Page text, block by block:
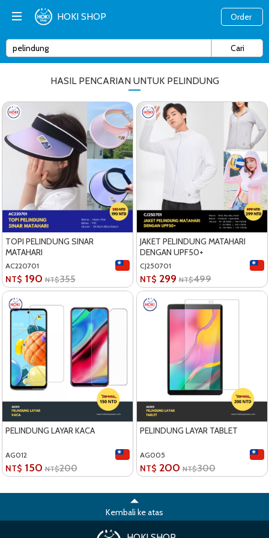
Order
HOKI SHOP
HASIL PENCARIAN UNTUK PELINDUNG
TOPI PELINDUNG SINAR
MATAHARI
AC220701
NT$ 190 NT$355
JAKET PELINDUNG MATAHARI
DENGAN UPF50+
CJ250701
NT$ 299 NT$499
PELINDUNG LAYAR KACA
AG012
NT$ 150 NT$200
PELINDUNG LAYAR TABLET
AG005
NT$ 200 NT$300
Kembali ke atas